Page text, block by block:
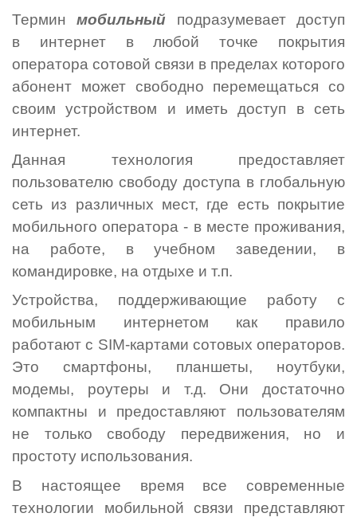
Терминмобильный подразумевает доступ
в интернет в любой точке покрытия
оператора сотовой связи в пределах которого
абонент может свободно перемещаться со
своим устройством и иметь доступ в сеть
интернет.
Данная технология предоставляет
пользователю свободу доступа в глобальную
сеть из различных мест, где есть покрытие
мобильного оператора - в месте проживания,
на работе, в учебном заведении, в
командировке, на отдыхе и т.п.
Устройства, поддерживающие работу с
мобильным интернетом как правило
работают с SIM-картами сотовых операторов.
Это смартфоны, планшеты, ноутбуки,
модемы, роутеры и т.д. Они достаточно
компактны и предоставляют пользователям
не только свободу передвижения, но и
простоту использования.
В настоящее время все современные
технологии мобильной связи представляют